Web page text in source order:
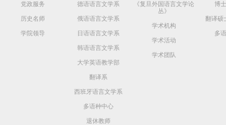
党政服务
历史名师
学院领导
德语语言文学系
俄语语言文学系
日语语言文学系
韩语语言文学系
大学英语教学部
翻译系
西班牙语言文学系
多语种中心
退休教师
《复旦外国语言文学论
丛》
学术机构
学术活动
学术团队
博
翻译硕
多